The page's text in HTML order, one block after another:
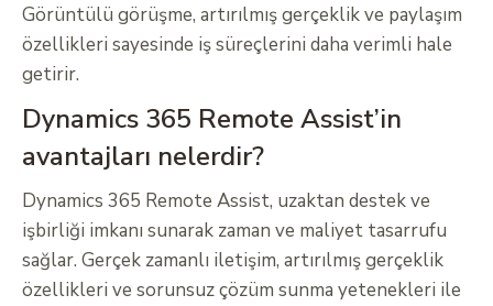
Görüntülü görüşme, artırılmış gerçeklik ve paylaşım
özellikleri sayesinde iş süreçlerini daha verimli hale
getirir.
Dynamics 365 Remote Assist’in
avantajları nelerdir?
Dynamics 365 Remote Assist, uzaktan destek ve
işbirliği imkanı sunarak zaman ve maliyet tasarrufu
sağlar. Gerçek zamanlı iletişim, artırılmış gerçeklik
özellikleri ve sorunsuz çözüm sunma yetenekleri ile